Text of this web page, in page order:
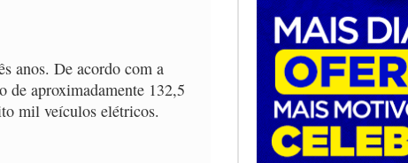
anos. De acordo com a
de aproximadamente 132,5
mil veículos elétricos.